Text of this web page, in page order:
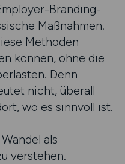
Branding-
Maßnahmen.
Methoden
können, ohne die
Denn
nicht, überall
wo es sinnvoll ist.
als
verstehen.